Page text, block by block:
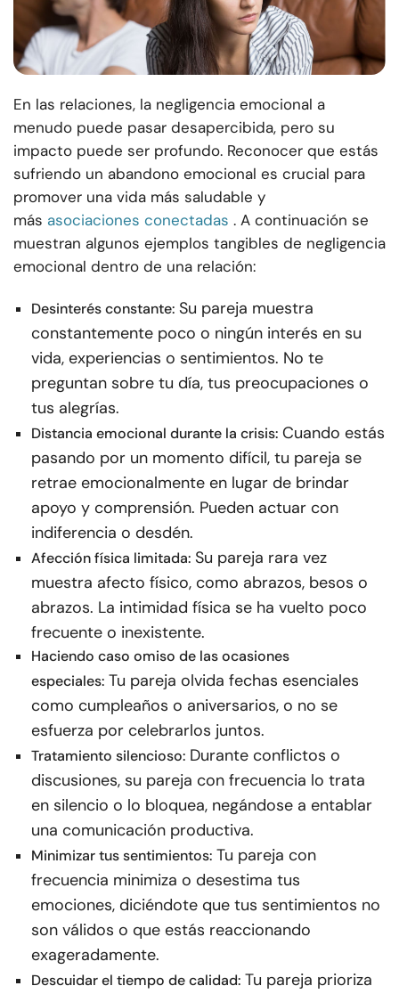
En las relaciones, la negligencia emocional a
menudo puede pasar desapercibida, pero su
impacto puede ser profundo. Reconocer que estás
sufriendo un abandono emocional es crucial para
promover una vida más saludable y
más asociaciones conectadas . A continuación se
muestran algunos ejemplos tangibles de negligencia
emocional dentro de una relación:
Desinterés constante: Su pareja muestra
constantemente poco o ningún interés en su
vida, experiencias o sentimientos. No te
preguntan sobre tu día, tus preocupaciones o
tus alegrías.
Distancia emocional durante la crisis: Cuando estás
pasando por un momento difícil, tu pareja se
retrae emocionalmente en lugar de brindar
apoyo y comprensión. Pueden actuar con
indiferencia o desdén.
Afección física limitada: Su pareja rara vez
muestra afecto físico, como abrazos, besos o
abrazos. La intimidad física se ha vuelto poco
frecuente o inexistente.
Haciendo caso omiso de las ocasiones
especiales: Tu pareja olvida fechas esenciales
como cumpleaños o aniversarios, o no se
esfuerza por celebrarlos juntos.
Tratamiento silencioso: Durante conflictos o
discusiones, su pareja con frecuencia lo trata
en silencio o lo bloquea, negándose a entablar
una comunicación productiva.
Minimizar tus sentimientos: Tu pareja con
frecuencia minimiza o desestima tus
emociones, diciéndote que tus sentimientos no
son válidos o que estás reaccionando
exageradamente.
Descuidar el tiempo de calidad: Tu pareja prioriza